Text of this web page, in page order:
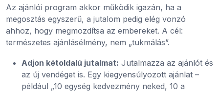
Az ajánlói program akkor működik igazán, ha a
megosztás egyszerű, a jutalom pedig elég vonzó
ahhoz, hogy megmozdítsa az embereket. A cél:
természetes ajánlásélmény, nem „tukmálás”.
Adjon kétoldalú jutalmat: Jutalmazza az ajánlót és
az új vendéget is. Egy kiegyensúlyozott ajánlat –
például „10 egység kedvezmény neked, 10 a